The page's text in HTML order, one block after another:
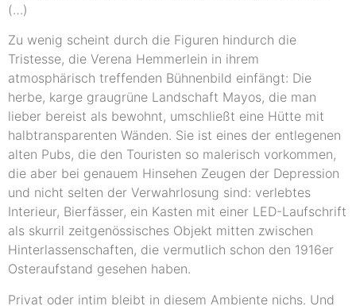
(…)
Zu wenig scheint durch die Figuren hindurch die
Tristesse, die Verena Hemmerlein in ihrem
atmosphärisch treffenden Bühnenbild einfängt: Die
herbe, karge graugrüne Landschaft Mayos, die man
lieber bereist als bewohnt, umschließt eine Hütte mit
halbtransparenten Wänden. Sie ist eines der entlegenen
alten Pubs, die den Touristen so malerisch vorkommen,
die aber bei genauem Hinsehen Zeugen der Depression
und nicht selten der Verwahrlosung sind: verlebtes
Interieur, Bierfässer, ein Kasten mit einer LED-Laufschrift
als skurril zeitgenössisches Objekt mitten zwischen
Hinterlassenschaften, die vermutlich schon den 1916er
Osteraufstand gesehen haben.
Privat oder intim bleibt in diesem Ambiente nichs. Und